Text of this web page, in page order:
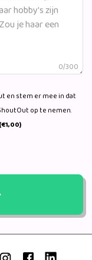
0/300
en stem er mee in dat
op te nemen.
(€1,00)